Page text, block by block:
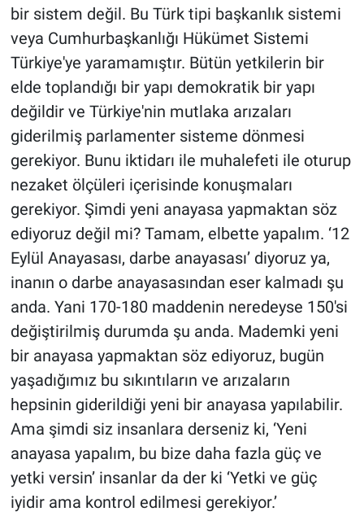
bir sistem değil. Bu Türk tipi başkanlık sistemi
veya Cumhurbaşkanlığı Hükümet Sistemi
Türkiye'ye yaramamıştır. Bütün yetkilerin bir
elde toplandığı bir yapı demokratik bir yapı
değildir ve Türkiye'nin mutlaka arızaları
giderilmiş parlamenter sisteme dönmesi
gerekiyor. Bunu iktidarı ile muhalefeti ile oturup
nezaket ölçüleri içerisinde konuşmaları
gerekiyor. Şimdi yeni anayasa yapmaktan söz
ediyoruz değil mi? Tamam, elbette yapalım. ‘12
Eylül Anayasası, darbe anayasası’ diyoruz ya,
inanın o darbe anayasasından eser kalmadı şu
anda. Yani 170-180 maddenin neredeyse 150'si
değiştirilmiş durumda şu anda. Mademki yeni
bir anayasa yapmaktan söz ediyoruz, bugün
yaşadığımız bu sıkıntıların ve arızaların
hepsinin giderildiği yeni bir anayasa yapılabilir.
Ama şimdi siz insanlara derseniz ki, ‘Yeni
anayasa yapalım, bu bize daha fazla güç ve
yetki versin’ insanlar da der ki ‘Yetki ve güç
iyidir ama kontrol edilmesi gerekiyor.’